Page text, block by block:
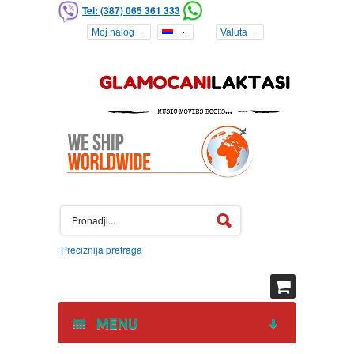
Tel: (387) 065 361 333
Moj nalog Valuta
Preciznija pretraga
MENU